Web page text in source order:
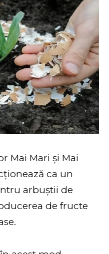
Mai Mari și Mai
ca un
arbuștii de
de fructe